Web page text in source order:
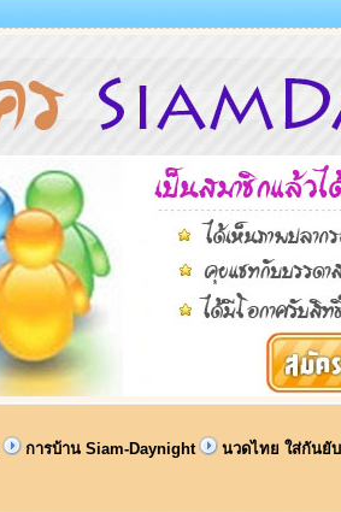
การบ้าน Siam-Daynight นวดไทย ใส่กันยั